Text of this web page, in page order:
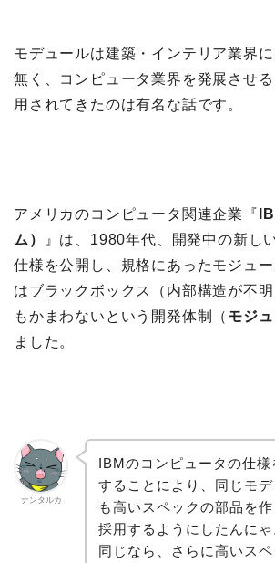
モデュールは建築・インテリア業界
無く、コンピュータ業界を発展させ
用されてきたのは有名な話です。
アメリカのコンピュータ関連企業『
ム）
』は、1980年代、開発中の新し
仕様を公開し、規格にあったモジュ
はブラックボックス（内部構造が不
もかまわないという開発体制（ モジ
ました。
ナンタルカ
IBMのコンピュータの仕様
することにより、同じモ
も高いスペックの部品を
採用するようにしたんに
同じなら、さらに高いス